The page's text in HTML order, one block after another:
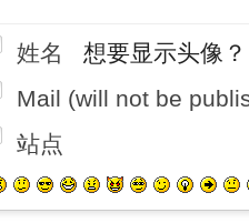
姓名
想要显示头像？
Mail (will not be
站点